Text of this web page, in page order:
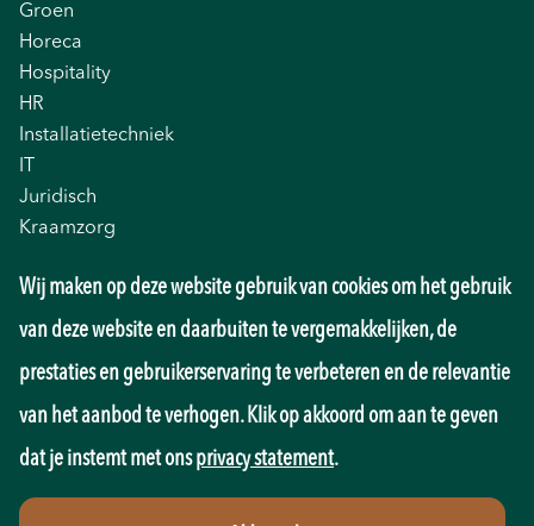
Groen
Horeca
Hospitality
HR
Installatietechniek
Juridisch
Kraamzorg
Management
Marketing
Overheid
Pedagogiek
Productie
Retail
Sales
Wij maken op deze website gebruik van cookies om het gebruik
van deze website en daarbuiten te vergemakkelijken, de
prestaties en gebruikerservaring te verbeteren en de relevantie
van het aanbod te verhogen. Klik op akkoord om aan te geven
dat je instemt met onsprivacy statement.